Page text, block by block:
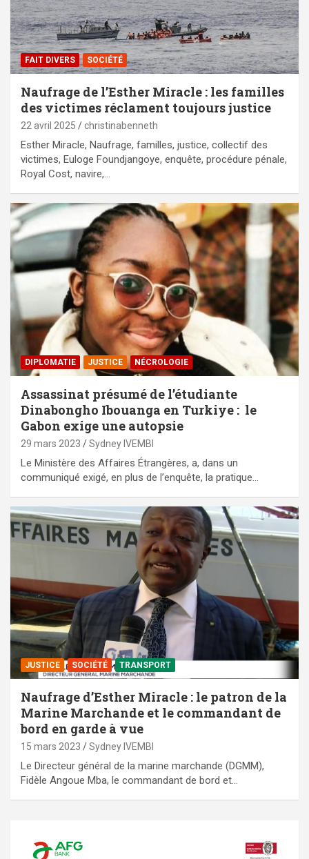
FAIT DIVERS SOCIÉTÉ
Naufrage de l’Esther Miracle : les familles
des victimes réclament toujours justice
22 avril 2025 christinabenneth
Esther Miracle, Naufrage, familles, justice, collectif des
victimes, Euloge Foundjangoye, enquête, procédure pénale,
Royal Cost, navire,…
DIPLOMATIE JUSTICE NÉCROLOGIE
Assassinat présumé de l’étudiante
Dinabongho Ibouanga en Turkiye : le
Gabon exige une autopsie
29 mars 2023 Sydney IVEMBI
Le Ministère des Affaires Étrangères, a, dans un
communiqué exigé, en plus de l’enquête, la pratique…
JUSTICE SOCIÉTÉ TRANSPORT
Naufrage d’Esther Miracle : le patron de la
Marine Marchande et le commandant de
bord en garde à vue
15 mars 2023 Sydney IVEMBI
Le Directeur général de la marine marchande (DGMM),
Fidèle Angoue Mba, le commandant de bord et…